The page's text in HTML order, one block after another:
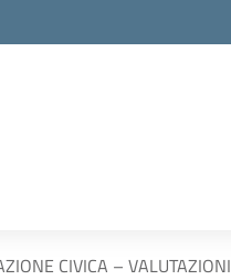
CIVICA – VALUTAZIONI